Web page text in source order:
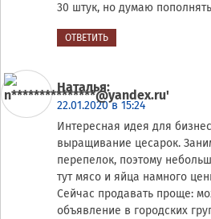
30 штук, но думаю
ОТВЕТИТЬ
Наталья:
22.01.2020 в 15:24
Интересная идея для
выращивание цесарок.
перепелок, поэтому
тут мясо и яйца намного
Сейчас продавать проще:
объявление в городских